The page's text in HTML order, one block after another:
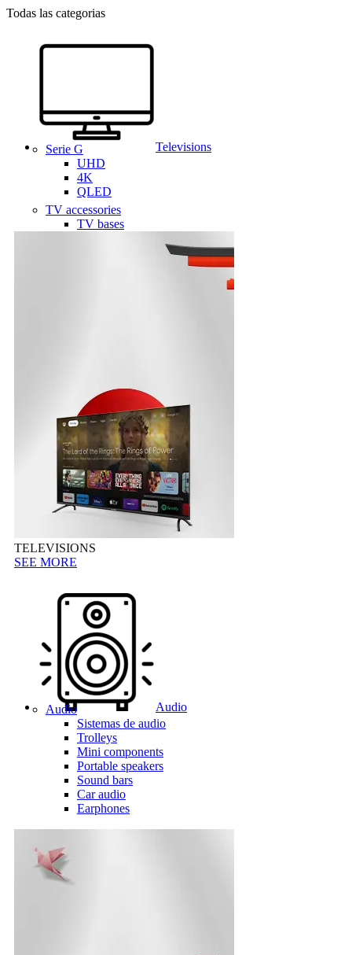
Todas las categorias
Televisions
Serie G
UHD
4K
QLED
TV accessories
TV bases
TELEVISIONS
SEE MORE
Audio
Audio
Sistemas de audio
Trolleys
Mini components
Portable speakers
Sound bars
Car audio
Earphones